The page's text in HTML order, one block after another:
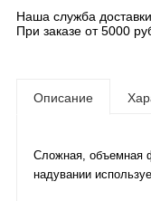
Наша служба
При заказе от 5000
Описание
Сложная, объемная
надувании